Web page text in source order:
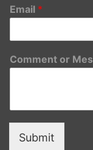
Email *
Comment or
Submit